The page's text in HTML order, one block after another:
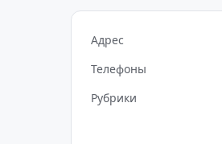
Адрес
Телефоны
Рубрики